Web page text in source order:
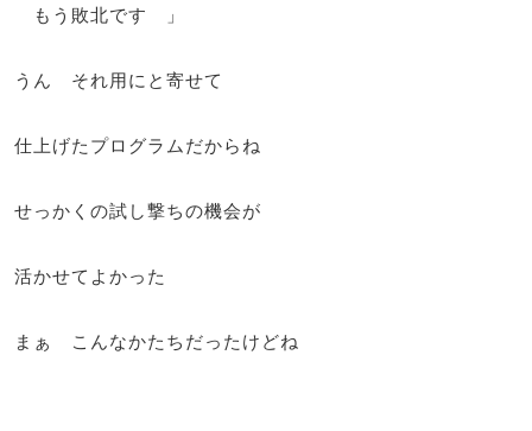
もう敗北です 」
うん それ用にと寄せて
仕上げたプログラムだからね
せっかくの試し撃ちの機会が
活かせてよかった
まぁ こんなかたちだったけどね